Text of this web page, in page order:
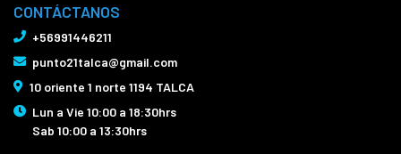
CONTÁCTANOS
+56991446211
punto21talca@gmail.com
10 oriente 1 norte 1194 TALCA
Lun a Vie 10:00 a 18:30hrs
Sab 10:00 a 13:30hrs